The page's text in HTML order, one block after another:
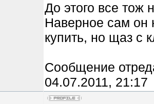
До этого все тож
Наверное сам он
купить, но щаз с
Сообщение
04.07.2011, 21:17